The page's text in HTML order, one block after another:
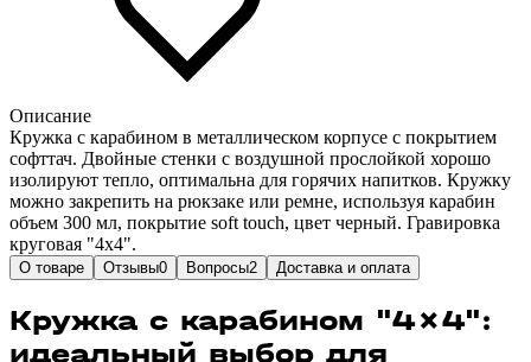
Описание
Кружка с карабином в металлическом корпусе с покрытием
софттач. Двойные стенки с воздушной прослойкой хорошо
изолируют тепло, оптимальна для горячих напитков. Кружку
можно закрепить на рюкзаке или ремне, используя карабин
объем 300 мл, покрытие soft touch, цвет черный. Гравировка
круговая "4х4".
О товаре Отзывы0 Вопросы2 Доставка и оплата
Кружка с карабином "4×4":
идеальный выбор для